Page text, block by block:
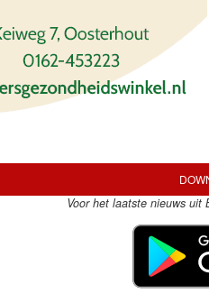
Voor het laatste nieuws uit